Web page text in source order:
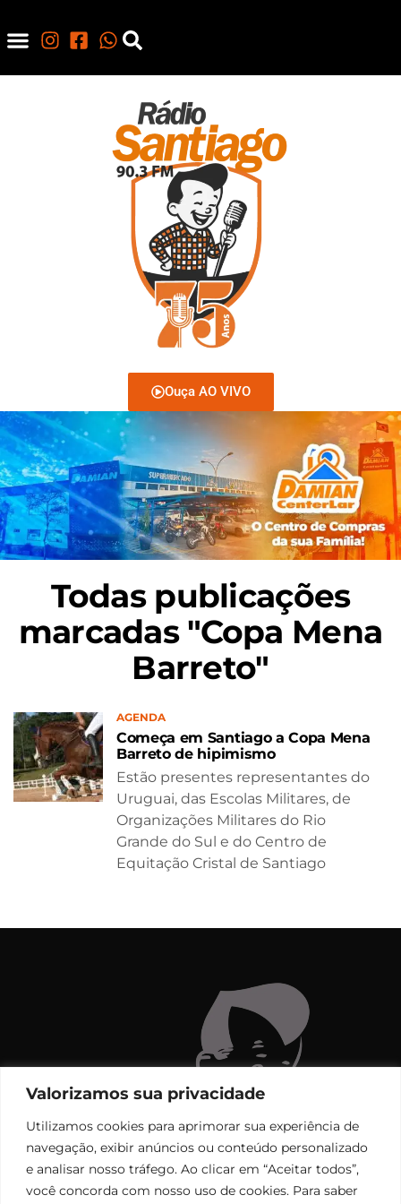
Valorizamos sua privacidade
Utilizamos cookies para aprimorar sua experiência de
navegação, exibir anúncios ou conteúdo personalizado
e analisar nosso tráfego. Ao clicar em “Aceitar todos”,
você concorda com nosso uso de cookies. Para saber
Ouça AO VIVO
Todas publicações
marcadas "Copa Mena
Barreto"
AGENDA
Começa em Santiago a Copa Mena
Barreto de hipimismo
Estão presentes representantes do
Uruguai, das Escolas Militares, de
Organizações Militares do Rio
Grande do Sul e do Centro de
Equitação Cristal de Santiago